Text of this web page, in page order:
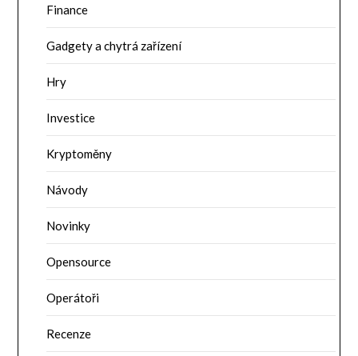
Finance
Gadgety a chytrá zařízení
Hry
Investice
Kryptoměny
Návody
Novinky
Opensource
Operátoři
Recenze